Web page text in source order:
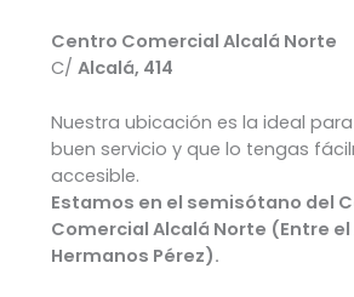
Centro Comercial Alcalá Norte
C/ Alcalá, 414
Nuestra ubicación es la ideal
buen servicio y que lo tengas
accesible.
Estamos en el semisótano del
Comercial Alcalá Norte (Entre
Hermanos Pérez).